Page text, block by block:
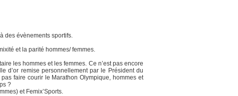
des évènements sportifs.
et la parité hommes/ femmes.
les hommes et les femmes. Ce n’est pas encore
d’or remise personnellement par le Président du
faire courir le Marathon Olympique, hommes et
?
et Femix’Sports.